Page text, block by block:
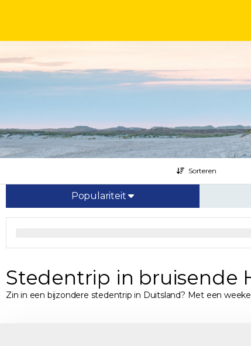
Sorteren
Populariteit
Stedentrip in bruisende
Zin in een bijzondere stedentrip in Duitsland? Met een